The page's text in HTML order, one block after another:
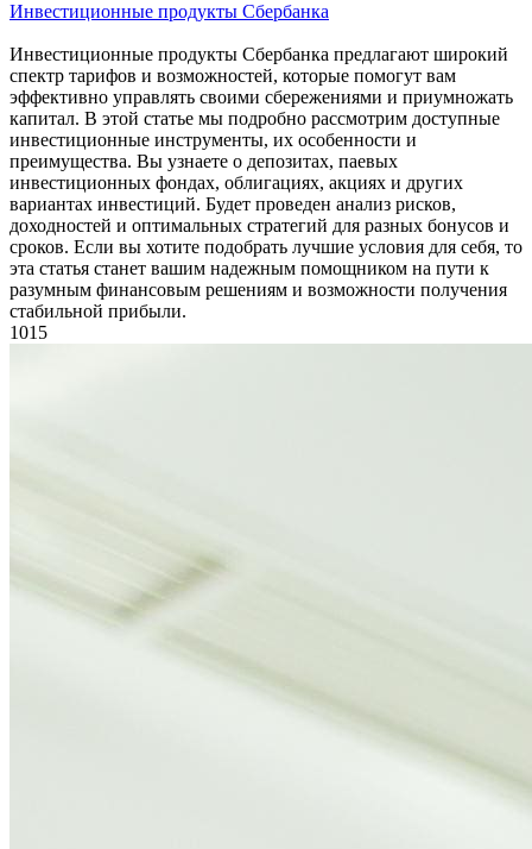
Инвестиционные продукты Сбербанка
Инвестиционные продукты Сбербанка предлагают широкий
спектр тарифов и возможностей, которые помогут вам
эффективно управлять своими сбережениями и приумножать
капитал. В этой статье мы подробно рассмотрим доступные
инвестиционные инструменты, их особенности и
преимущества. Вы узнаете о депозитах, паевых
инвестиционных фондах, облигациях, акциях и других
вариантах инвестиций. Будет проведен анализ рисков,
доходностей и оптимальных стратегий для разных бонусов и
сроков. Если вы хотите подобрать лучшие условия для себя, то
эта статья станет вашим надежным помощником на пути к
разумным финансовым решениям и возможности получения
стабильной прибыли.
1015